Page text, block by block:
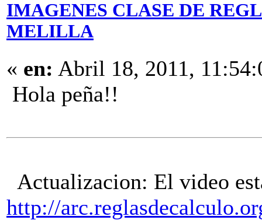
IMAGENES CLASE DE
MELILLA
« en: Abril 18, 2011,
Hola peña!!
Actualizacion: El video
http://